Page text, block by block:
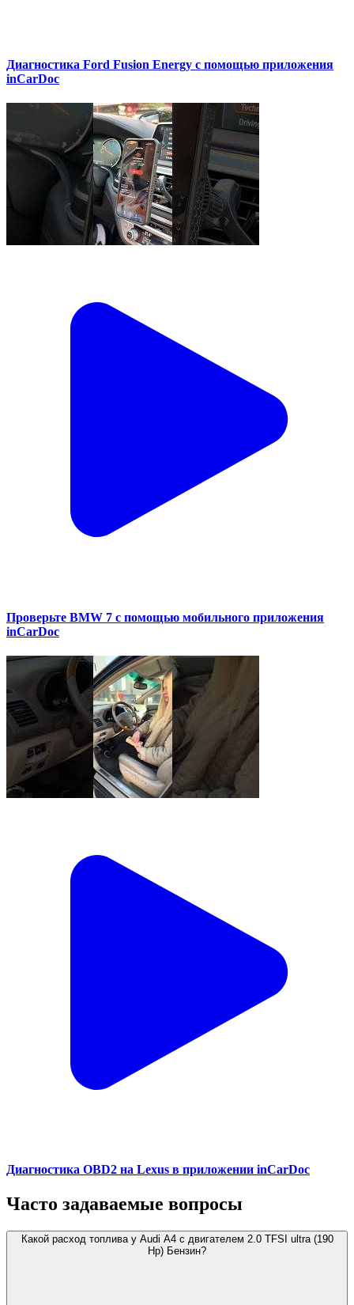
Диагностика Ford Fusion Energy с помощью приложения
inCarDoc
Проверьте BMW 7 с помощью мобильного приложения
inCarDoc
Диагностика OBD2 на Lexus в приложении inCarDoc
Часто задаваемые вопросы
Какой расход топлива у Audi A4 с двигателем 2.0 TFSI ultra (190
Hp) Бензин?